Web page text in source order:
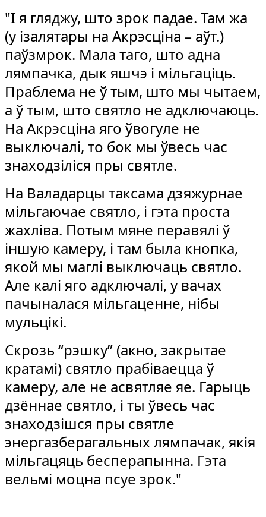
"І я гляджу, што зрок падае. Там жа
(у ізалятары на Акрэсціна – аўт.)
паўзмрок. Мала таго, што адна
лямпачка, дык яшчэ і мільгаціць.
Праблема не ў тым, што мы чытаем,
а ў тым, што святло не адключаюць.
На Акрэсціна яго ўвогуле не
выключалі, то бок мы ўвесь час
знаходзіліся пры святле.
На Валадарцы таксама дзяжурнае
мільгаючае святло, і гэта проста
жахліва. Потым мяне перавялі ў
іншую камеру, і там была кнопка,
якой мы маглі выключаць святло.
Але калі яго адключалі, у вачах
пачыналася мільгаценне, нібы
мульцікі.
Скрозь “рэшку” (акно, закрытае
кратамі) святло прабіваецца ў
камеру, але не асвятляе яе. Гарыць
дзённае святло, і ты ўвесь час
знаходзішся пры святле
энергазберагальных лямпачак, якія
мільгацяць бесперапынна. Гэта
вельмі моцна псуе зрок."